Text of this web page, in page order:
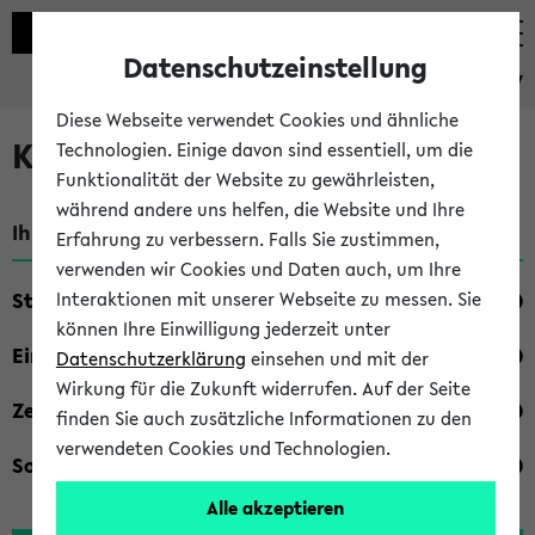
eKVV
Kombisuche im eKVV
Ihre Suchkriterien:
Studienfach
Einrichtung
Zeiten
Sonstiges
Datenschutzeinstellung
Diese Webseite verwendet Cookies und ähnliche
Technologien. Einige davon sind essentiell, um die
Funktionalität der Website zu gewährleisten,
während andere uns helfen, die Website und Ihre
Erfahrung zu verbessern. Falls Sie zustimmen,
verwenden wir Cookies und Daten auch, um Ihre
Interaktionen mit unserer Webseite zu messen. Sie
können Ihre Einwilligung jederzeit unter
Datenschutzerklärung einsehen und mit der
Wirkung für die Zukunft widerrufen. Auf der Seite
finden Sie auch zusätzliche Informationen zu den
verwendeten Cookies und Technologien.
Alle akzeptieren